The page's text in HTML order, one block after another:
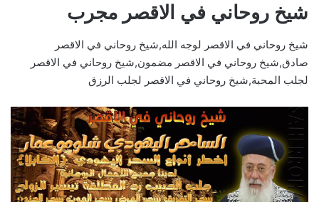
شيخ روحاني في الاقصر مجرب
شيخ روحاني في الاقصر لوجه الله,شيخ روحاني في الاقصر
صادق,شيخ روحاني في الاقصر مضمون,شيخ روحاني في الاقصر
لجلب المحبة,شيخ روحاني في الاقصر لجلب الرزق